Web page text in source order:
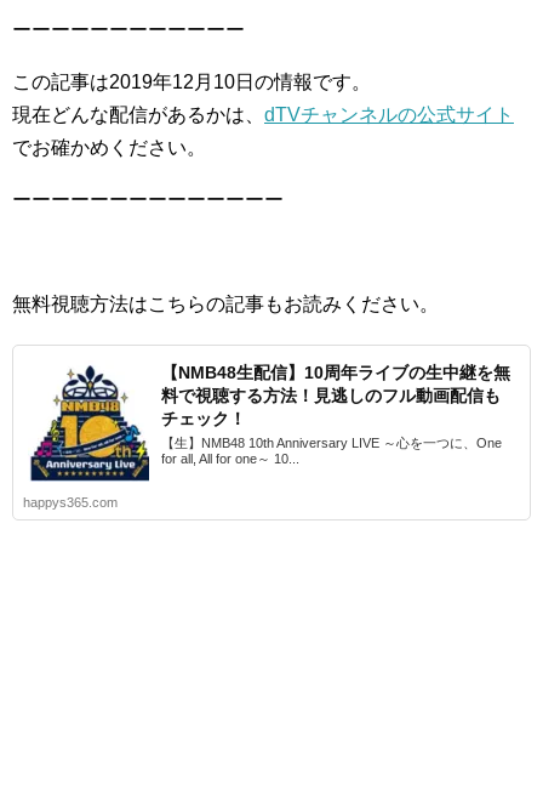
ーーーーーーーーーーーー
この記事は2019年12月10日の情報です。
現在どんな配信があるかは、 dTVチャンネルの公式サイト
でお確かめください。
ーーーーーーーーーーーーーー
無料視聴方法はこちらの記事もお読みください。
【NMB48生配信】10周年ライブの生中継を無
料で視聴する方法！見逃しのフル動画配信も
チェック！
【生】NMB48 10th Anniversary LIVE ～心を一つに、One
for all, All for one～ 10...
happys365.com